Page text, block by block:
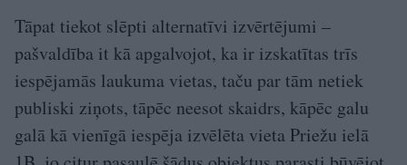
Tāpat tiekot slēpti alternatīvi izvērtējumi –
pašvaldība it kā apgalvojot, ka ir izskatītas trīs
iespējamās laukuma vietas, taču par tām netiek
publiski ziņots, tāpēc neesot skaidrs, kāpēc galu
galā kā vienīgā iespēja izvēlēta vieta Priežu ielā